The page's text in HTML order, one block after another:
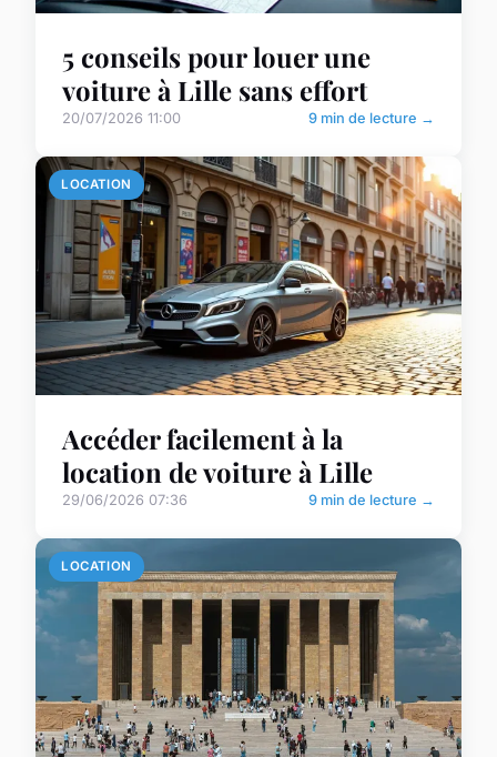
5 conseils pour louer une
voiture à Lille sans effort
20/07/2026 11:00 9 min de lecture →
LOCATION
Accéder facilement à la
location de voiture à Lille
29/06/2026 07:36 9 min de lecture →
LOCATION